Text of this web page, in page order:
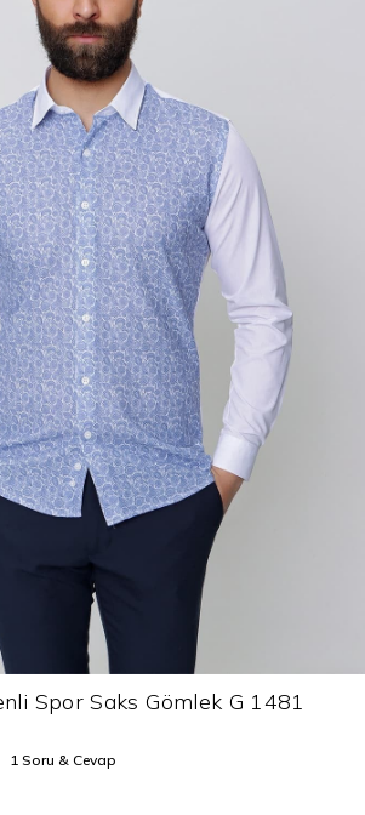
Spor Saks Gömlek G 1481
1 Soru & Cevap